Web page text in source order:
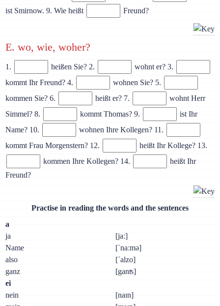
ist Smirnow. 9. Wie heißt
Freund?
E. wo, wie, woher?
1. heißen Sie? 2.
wohnt er? 3.
kommt Ihr Freund? 4.
wohnen Sie? 5.
kommen Sie? 6.
heißt er? 7.
wohnt Herr
Simmel? 8.
kommt Thomas? 9.
ist Ihr
Name? 10.
wohnen Ihre Kollegen? 11.
kommt Frau Morgenstern? 12.
heißt Ihr Kollege? 13.
kommen Ihre Kollegen? 14.
heißt Ihr
Freund?
Practise in reading the words and the sentences
а
ja
[jaː]
Name
[ˈnaːmə]
also
[ˈalzo]
ganz
[ganʦ]
ei
nein
[naɪn]